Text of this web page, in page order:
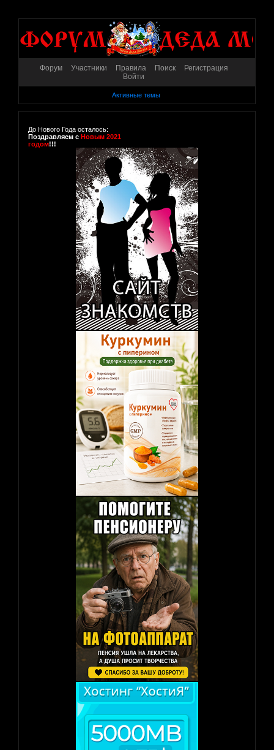
Форум Участники Правила Поиск
Регистрация
Войти
Активные темы
До Нового Года осталось:
Поздравляем с Новым 2021
годом!!!